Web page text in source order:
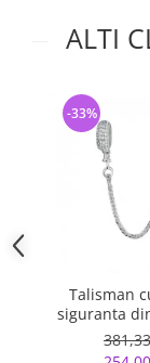
ALTI
Talisman
siguranta
inimioara
-33%